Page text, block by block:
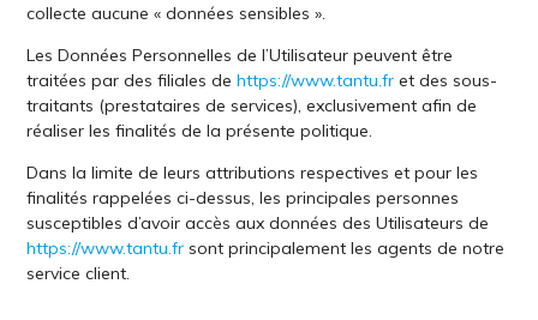
collecte aucune « données sensibles ».
Les Données Personnelles de l’Utilisateur peuvent être
traitées par des filiales dehttps://www.tantu.fr et des sous-
traitants (prestataires de services), exclusivement afin de
réaliser les finalités de la présente politique.
Dans la limite de leurs attributions respectives et pour les
finalités rappelées ci-dessus, les principales personnes
susceptibles d’avoir accès aux données des Utilisateurs de
https://www.tantu.fr sont principalement les agents de notre
service client.